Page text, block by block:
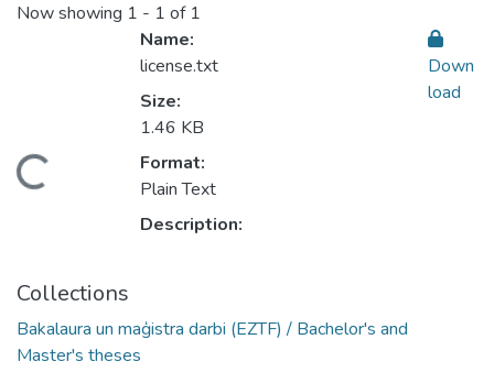
Now showing 1 - 1 of 1
Name:
license.txt
Size:
1.46 KB
Format:
Plain Text
Description:
Down
load
Collections
Bakalaura un maģistra darbi (EZTF) / Bachelor's and
Master's theses